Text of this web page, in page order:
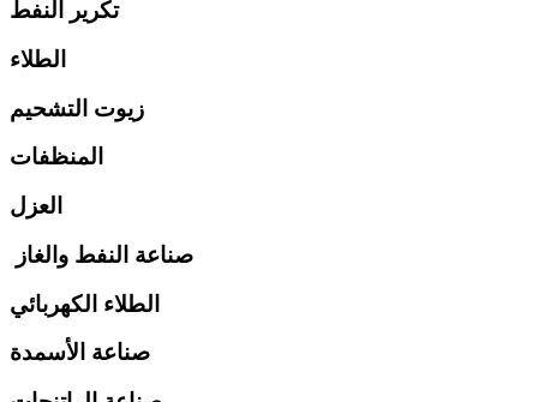
تكرير النفط
الطلاء
زيوت التشحيم
المنظفات
العزل
صناعة النفط والغاز
الطلاء الكهربائي
صناعة الأسمدة